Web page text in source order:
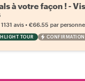
à votre façon ! -
1131 avis •€66.55 par personne
TOUR